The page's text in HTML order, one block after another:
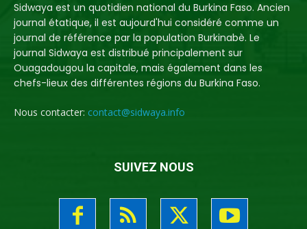
Sidwaya est un quotidien national du Burkina Faso. Ancien
journal étatique, il est aujourd'hui considéré comme un
journal de référence par la population Burkinabè. Le
journal Sidwaya est distribué principalement sur
Ouagadougou la capitale, mais également dans les
chefs-lieux des différentes régions du Burkina Faso.
Nous contacter: contact@sidwaya.info
SUIVEZ NOUS